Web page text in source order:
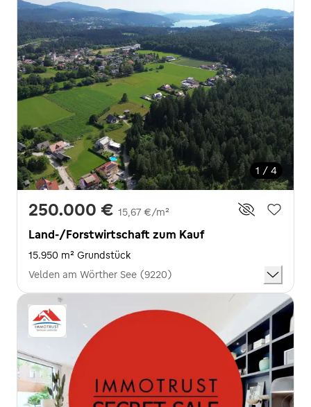
1 / 4
250.000 € 15,67 €/m²
Land-/Forstwirtschaft zum Kauf
15.950 m² Grundstück
Velden am Wörther See (9220)